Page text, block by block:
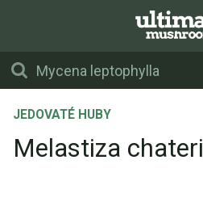
JEDOVATÉ HUBY
Melastiza chateri